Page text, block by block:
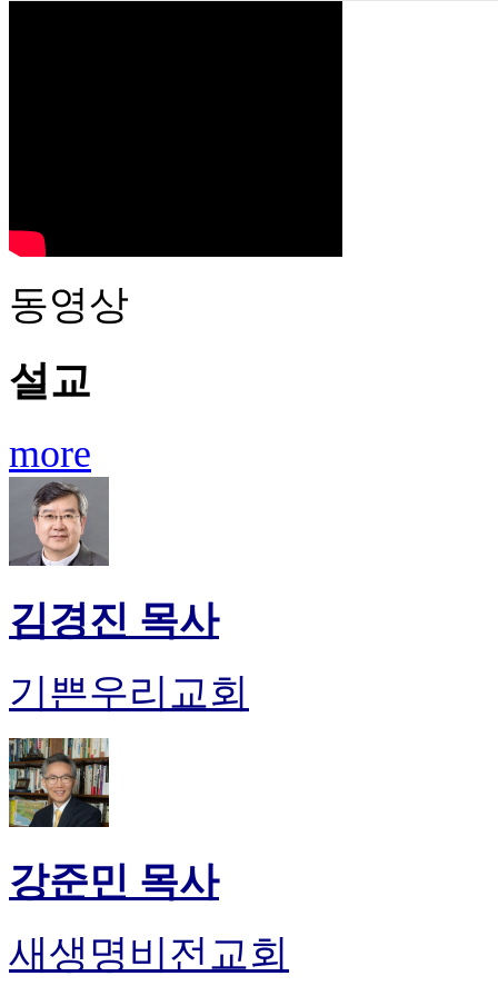
동영상
설교
more
김경진 목사
기쁜우리교회
강준민 목사
새생명비전교회